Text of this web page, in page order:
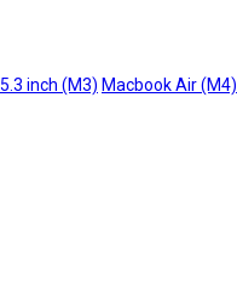
inch (M3) Macbook Air (M4)